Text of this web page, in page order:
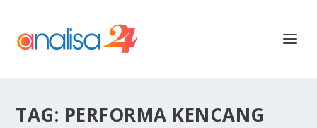
TAG: PERFORMA KENCANG